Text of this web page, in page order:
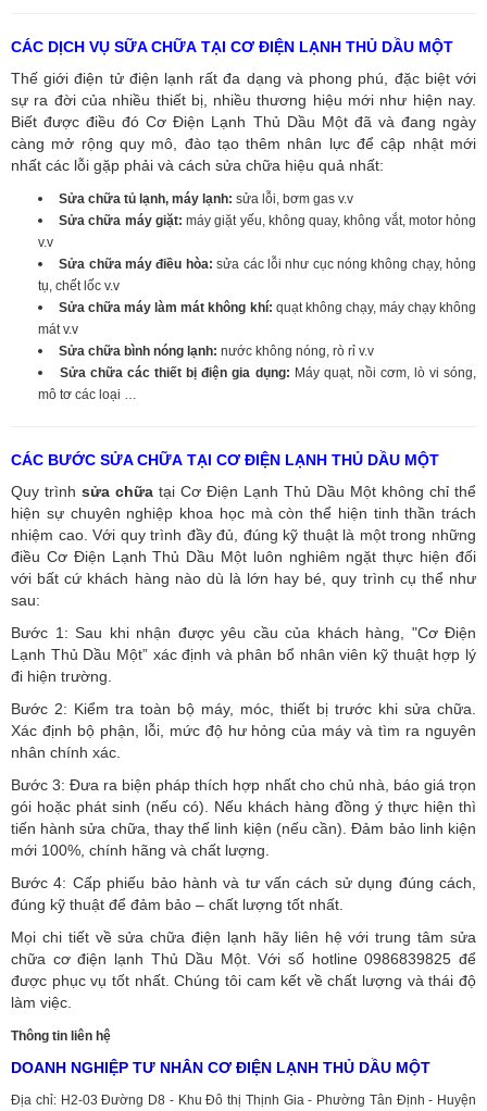
CÁC DỊCH VỤ SỮA CHỮA TẠI CƠ ĐIỆN LẠNH THỦ DẦU MỘT
Thế giới điện tử điện lạnh rất đa dạng và phong phú, đặc biệt với
sự ra đời của nhiều thiết bị, nhiều thương hiệu mới như hiện nay.
Biết được điều đó Cơ Điện Lạnh Thủ Dầu Một đã và đang ngày
càng mở rộng quy mô, đào tạo thêm nhân lực để cập nhật mới
nhất các lỗi gặp phải và cách sửa chữa hiệu quả nhất:
Sửa chữa tủ lạnh, máy lạnh: sửa lỗi, bơm gas v.v
Sửa chữa máy giặt:máy giặt yếu, không quay, không vắt, motor hỏng
v.v
Sửa chữa máy điều hòa: sửa các lỗi như cục nóng không chạy, hỏng
tụ, chết lốc v.v
Sửa chữa máy làm mát không khí: quạt không chạy, máy chạy không
mát v.v
Sửa chữa bình nóng lạnh: nước không nóng, rò rỉ v.v
Sửa chữa các thiết bị điện gia dụng: Máy quạt, nồi cơm, lò vi sóng,
mô tơ các loại …
CÁC BƯỚC SỬA CHỮA TẠI CƠ ĐIỆN LẠNH THỦ DẦU MỘT
Quy trình sửa chữa tại Cơ Điện Lạnh Thủ Dầu Một không chỉ thể
hiện sự chuyên nghiệp khoa học mà còn thể hiện tinh thần trách
nhiệm cao. Với quy trình đầy đủ, đúng kỹ thuật là một trong những
điều Cơ Điện Lạnh Thủ Dầu Một luôn nghiêm ngặt thực hiện đối
với bất cứ khách hàng nào dù là lớn hay bé, quy trình cụ thể như
sau:
Bước 1: Sau khi nhận được yêu cầu của khách hàng, "Cơ Điện
Lạnh Thủ Dầu Một” xác định và phân bổ nhân viên kỹ thuật hợp lý
đi hiện trường.
Bước 2: Kiểm tra toàn bộ máy, móc, thiết bị trước khi sửa chữa.
Xác định bộ phận, lỗi, mức độ hư hỏng của máy và tìm ra nguyên
nhân chính xác.
Bước 3: Đưa ra biện pháp thích hợp nhất cho chủ nhà, báo giá trọn
gói hoặc phát sinh (nếu có). Nếu khách hàng đồng ý thực hiện thì
tiến hành sửa chữa, thay thế linh kiện (nếu cần). Đảm bảo linh kiện
mới 100%, chính hãng và chất lượng.
Bước 4: Cấp phiếu bảo hành và tư vấn cách sử dụng đúng cách,
đúng kỹ thuật để đảm bảo – chất lượng tốt nhất.
Mọi chi tiết về sửa chữa điện lạnh hãy liên hệ với trung tâm sửa
chữa cơ điện lạnh Thủ Dầu Một. Với số hotline 0986839825 để
được phục vụ tốt nhất. Chúng tôi cam kết về chất lượng và thái độ
làm việc.
Thông tin liên hệ
DOANH NGHIỆP TƯ NHÂN CƠ ĐIỆN LẠNH THỦ DẦU MỘT
Địa chỉ: H2-03 Đường D8 - Khu Đô thị Thịnh Gia - Phường Tân Định - Huyện